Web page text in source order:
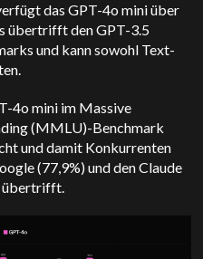
das GPT-4o mini über
übertrifft den GPT-3.5
und kann sowohl Text-
4o mini im Massive
(MMLU)-Benchmark
und damit Konkurrenten
(77,9%) und den Claude
übertrifft.